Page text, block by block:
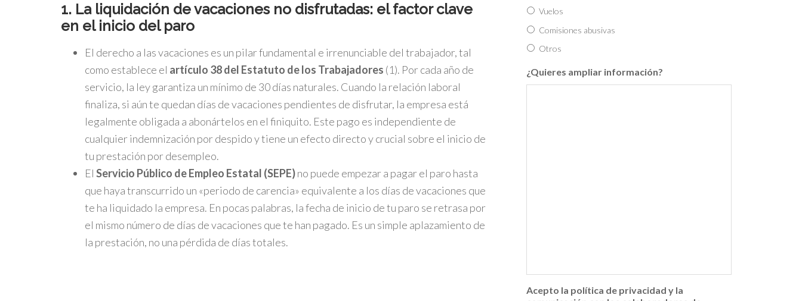
1. La liquidación de vacaciones no disfrutadas: el factor clave
en el inicio del paro
El derecho a las vacaciones es un pilar fundamental e irrenunciable del trabajador, tal
como establece el artículo 38 del Estatuto de los Trabajadores (1). Por cada año de
servicio, la ley garantiza un mínimo de 30 días naturales. Cuando la relación laboral
finaliza, si aún te quedan días de vacaciones pendientes de disfrutar, la empresa está
legalmente obligada a abonártelos en el finiquito. Este pago es independiente de
cualquier indemnización por despido y tiene un efecto directo y crucial sobre el inicio de
tu prestación por desempleo.
El Servicio Público de Empleo Estatal (SEPE)no puede empezar a pagar el paro hasta
que haya transcurrido un «periodo de carencia» equivalente a los días de vacaciones que
te ha liquidado la empresa. En pocas palabras, la fecha de inicio de tu paro se retrasa por
el mismo número de días de vacaciones que te han pagado. Es un simple aplazamiento de
la prestación, no una pérdida de días totales.
Vuelos
Comisiones abusivas
Otros
¿Quieres ampliar información?
Acepto la política de privacidad y la